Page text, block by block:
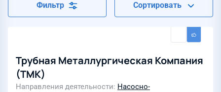
Фильтр Сортировать
Трубная Металлургическая Компания
(ТМК)
Направления деятельности Насосно-